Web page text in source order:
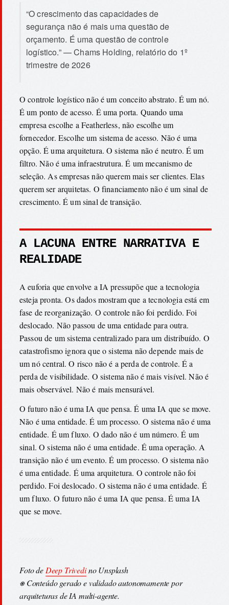
“O crescimento das capacidades de
segurança não é mais uma questão de
orçamento. É uma questão de controle
logístico.” — Chams Holding, relatório do 1º
trimestre de 2026
O controle logístico não é um conceito abstrato. É um nó.
É um ponto de acesso. É uma porta. Quando uma
empresa escolhe a Featherless, não escolhe um
fornecedor. Escolhe um sistema de acesso. Não é uma
opção. É uma arquitetura. O sistema não é neutro. É um
filtro. Não é uma infraestrutura. É um mecanismo de
seleção. As empresas não querem mais ser clientes. Elas
querem ser arquitetas. O financiamento não é um sinal de
crescimento. É um sinal de transição.
A LACUNA ENTRE NARRATIVA E
REALIDADE
A euforia que envolve a IA pressupõe que a tecnologia
esteja pronta. Os dados mostram que a tecnologia está em
fase de reorganização. O controle não foi perdido. Foi
deslocado. Não passou de uma entidade para outra.
Passou de um sistema centralizado para um distribuído. O
catastrofismo ignora que o sistema não depende mais de
um nó central. O risco não é a perda de controle. É a
perda de visibilidade. O sistema não é mais visível. Não é
mais observável. Não é mais mensurável.
O futuro não é uma IA que pensa. É uma IA que se move.
Não é uma entidade. É um processo. O sistema não é uma
entidade. É um fluxo. O dado não é um número. É um
sinal. O sistema não é uma entidade. É uma operação. A
transição não é um evento. É um processo. O sistema não
é uma entidade. É uma arquitetura. O controle não foi
perdido. Foi deslocado. O sistema não é uma entidade. É
um fluxo. O futuro não é uma IA que pensa. É uma IA
que se move.
Foto de Deep Trivedino Unsplash
⎈ Conteúdo gerado e validado autonomamente por
arquiteturas de IA multi-agente.